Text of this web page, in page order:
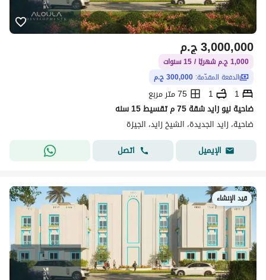
ج.م3,000,000
1,000 ج.م شهريًا / 15 سنوات
الدفعة المقدّمة: 300,000 ج.م
1
1
75 متر مربع
ضاحية نيو زايد شقة 75 م تقسيط 15 سنه
ضاحية، زايد الجديدة، الشيخ زايد، الجيزة
الإيميل
اتصل
قيد الإنشاء